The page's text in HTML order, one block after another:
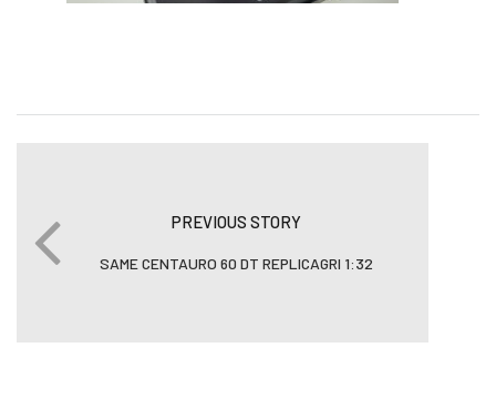
PREVIOUS STORY
SAME CENTAURO 60 DT REPLICAGRI 1:32